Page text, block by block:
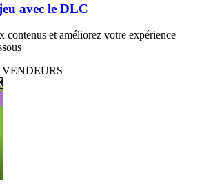
avec le DLC
contenus et améliorez votre expérience
VENDEURS